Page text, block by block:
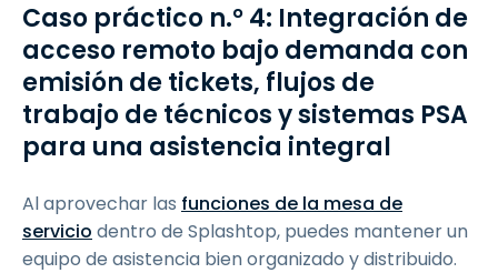
Caso práctico n.° 4: Integración de
acceso remoto bajo demanda con
emisión de tickets, flujos de
trabajo de técnicos y sistemas PSA
para una asistencia integral
Al aprovechar las funciones de la mesa de
servicio dentro de Splashtop, puedes mantener un
equipo de asistencia bien organizado y distribuido.